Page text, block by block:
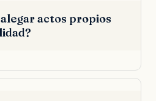
actos propios